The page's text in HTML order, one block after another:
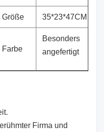
Größe 35*23*47CM
Farbe
Besonders
angefertigt
Firma und